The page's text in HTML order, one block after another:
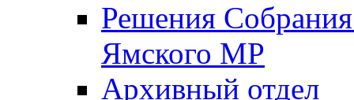
Решения
Ямского МР
Архивный отдел